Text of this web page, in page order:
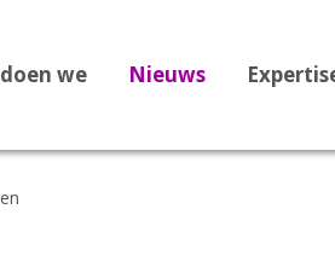
we Nieuws